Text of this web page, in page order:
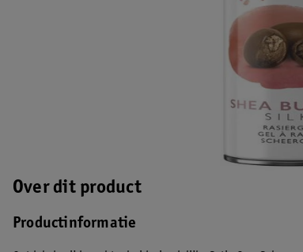
Over dit product
Productinformatie